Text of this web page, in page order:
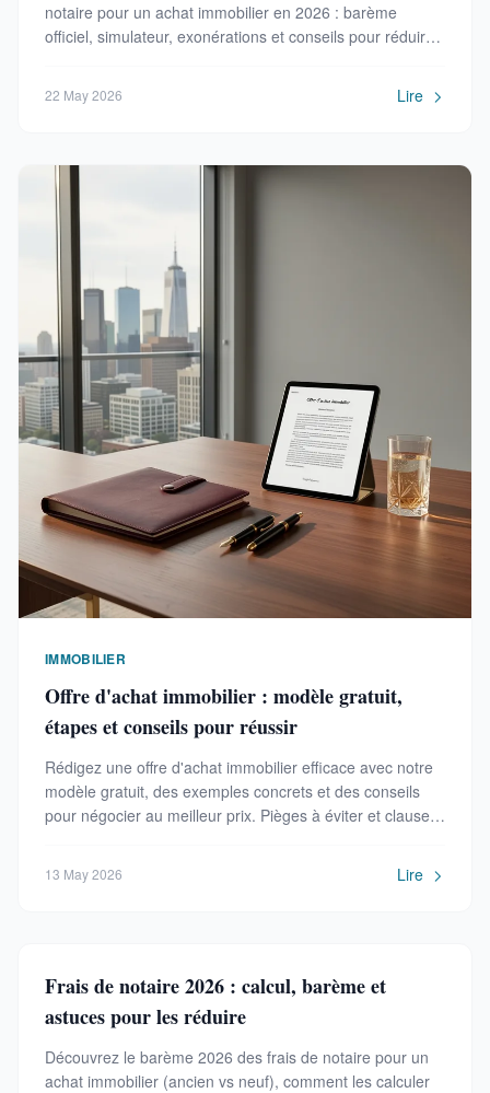
notaire pour un achat immobilier en 2026 : barème
officiel, simulateur, exonérations et conseils pour réduire
22 May 2026 Lire
IMMOBILIER
Offre d'achat immobilier : modèle gratuit,
étapes et conseils pour réussir
Rédigez une offre d'achat immobilier efficace avec notre
modèle gratuit, des exemples concrets et des conseils
pour négocier au meilleur prix. Pièges à éviter et clauses
13 May 2026 Lire
Frais de notaire 2026 : calcul, barème et
astuces pour les réduire
Découvrez le barème 2026 des frais de notaire pour un
achat immobilier (ancien vs neuf), comment les calculer